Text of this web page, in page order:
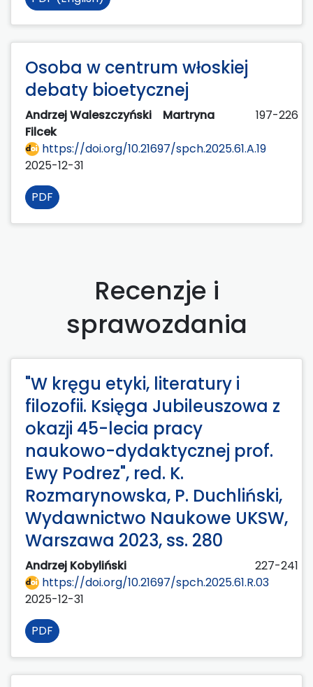
Osoba w centrum włoskiej
debaty bioetycznej
Andrzej Waleszczyński
Martryna
Filcek
197-226
https://doi.org/10.21697/spch.2025.61.A.19
2025-12-31
PDF
Recenzje i
sprawozdania
"W kręgu etyki, literatury i
filozofii. Księga Jubileuszowa z
okazji 45-lecia pracy
naukowo-dydaktycznej prof.
Ewy Podrez", red. K.
Rozmarynowska, P. Duchliński,
Wydawnictwo Naukowe UKSW,
Warszawa 2023, ss. 280
Andrzej Kobyliński
227-241
https://doi.org/10.21697/spch.2025.61.R.03
2025-12-31
PDF